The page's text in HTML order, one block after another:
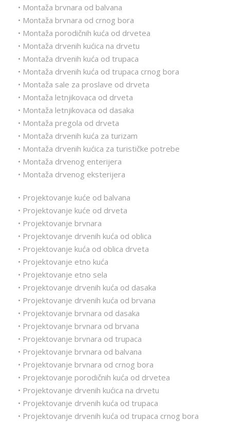
• Montaža brvnara od balvana
• Montaža brvnara od crnog bora
• Montaža porodičnih kuća od drvetea
• Montaža drvenih kućica na drvetu
• Montaža drvenih kuća od trupaca
• Montaža drvenih kuća od trupaca crnog bora
• Montaža sale za proslave od drveta
• Montaža letnjikovaca od drveta
• Montaža letnjikovaca od dasaka
• Montaža pregola od drveta
• Montaža drvenih kuća za turizam
• Montaža drvenih kućica za turističke potrebe
• Montaža drvenog enterijera
• Montaža drvenog eksterijera
• Projektovanje kuće od balvana
• Projektovanje kuće od drveta
• Projektovanje brvnara
• Projektovanje drvenih kuća od oblica
• Projektovanje kuća od oblica drveta
• Projektovanje etno kuća
• Projektovanje etno sela
• Projektovanje drvenih kuća od dasaka
• Projektovanje drvenih kuća od brvana
• Projektovanje brvnara od dasaka
• Projektovanje brvnara od brvana
• Projektovanje brvnara od trupaca
• Projektovanje brvnara od balvana
• Projektovanje brvnara od crnog bora
• Projektovanje porodičnih kuća od drvetea
• Projektovanje drvenih kućica na drvetu
• Projektovanje drvenih kuća od trupaca
• Projektovanje drvenih kuća od trupaca crnog bora